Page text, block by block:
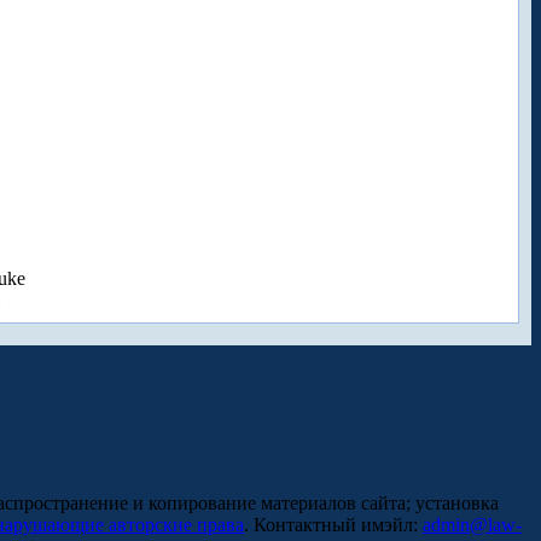
и копирование материалов сайта; установка
авторские права. Контактный имэйл: admin@law-